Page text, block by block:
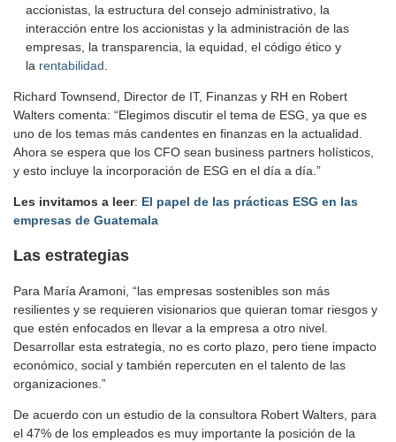
accionistas, la estructura del consejo administrativo, la
interacción entre los accionistas y la administración de las
empresas, la transparencia, la equidad, el código ético y
la rentabilidad
Richard Townsend, Director de IT, Finanzas y RH en Robert
Walters comenta: “Elegimos discutir el tema de ESG, ya que es
uno de los temas más candentes en finanzas en la actualidad.
Ahora se espera que los CFO sean business partners holísticos,
y esto incluye la incorporación de ESG en el día a día.”
Les invitamos a leer: El papel de las prácticas ESG en las
empresas de Guatemala
Las estrategias
Para María Aramoni, “las empresas sostenibles son más
resilientes y se requieren visionarios que quieran tomar riesgos y
que estén enfocados en llevar a la empresa a otro nivel.
Desarrollar esta estrategia, no es corto plazo, pero tiene impacto
económico, social y también repercuten en el talento de las
organizaciones.”
De acuerdo con un estudio de la consultora Robert Walters, para
el 47% de los empleados es muy importante la posición de la